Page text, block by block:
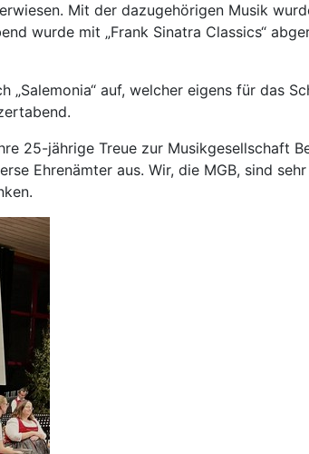
Mit der dazugehörigen Musik
wurde mit „Frank Sinatra Classics“
auf, welcher eigens für das
25-jährige Treue zur Musikgesellschaft
Ehrenämter aus. Wir, die MGB, sind